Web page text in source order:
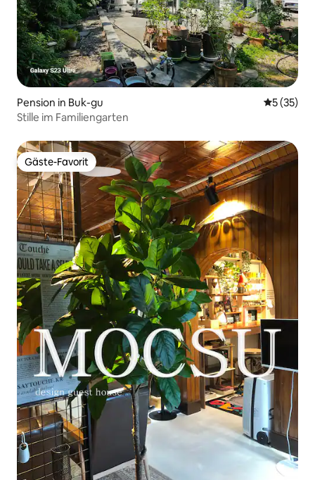
Pension in Buk-gu
5 (35)
Stille im Familiengarten
Gäste-Favorit
Gäste-Favorit